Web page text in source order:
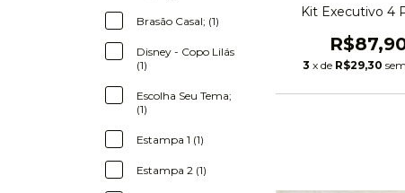
Brasão Casal; (1)
Disney - Copo Lilás
(1)
Escolha Seu Tema;
(1)
Estampa 1 (1)
Estampa 2 (1)
Kit Executivo 4
3 x de R$29,30